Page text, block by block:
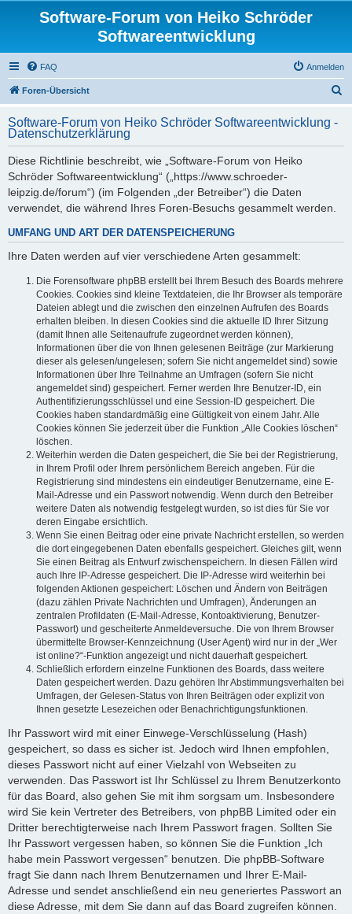
Software-Forum von Heiko Schröder
Softwareentwicklung
FAQ Anmelden
Foren-Übersicht
h
Software-Forum von Heiko Schröder Softwareentwicklung -
Datenschutzerklärung
Diese Richtlinie beschreibt, wie „Software-Forum von Heiko
Schröder Softwareentwicklung“ („https://www.schroeder-
leipzig.de/forum“) (im Folgenden „der Betreiber“) die Daten
verwendet, die während Ihres Foren-Besuchs gesammelt werden.
UMFANG UND ART DER DATENSPEICHERUNG
Ihre Daten werden auf vier verschiedene Arten gesammelt:
Die Forensoftware phpBB erstellt bei Ihrem Besuch des Boards mehrere
Cookies. Cookies sind kleine Textdateien, die Ihr Browser als temporäre
Dateien ablegt und die zwischen den einzelnen Aufrufen des Boards
erhalten bleiben. In diesen Cookies sind die aktuelle ID Ihrer Sitzung
(damit Ihnen alle Seitenaufrufe zugeordnet werden können),
Informationen über die von Ihnen gelesenen Beiträge (zur Markierung
dieser als gelesen/ungelesen; sofern Sie nicht angemeldet sind) sowie
Informationen über Ihre Teilnahme an Umfragen (sofern Sie nicht
angemeldet sind) gespeichert. Ferner werden Ihre Benutzer-ID, ein
Authentifizierungsschlüssel und eine Session-ID gespeichert. Die
Cookies haben standardmäßig eine Gültigkeit von einem Jahr. Alle
Cookies können Sie jederzeit über die Funktion „Alle Cookies löschen“
löschen.
Weiterhin werden die Daten gespeichert, die Sie bei der Registrierung,
in Ihrem Profil oder Ihrem persönlichem Bereich angeben. Für die
Registrierung sind mindestens ein eindeutiger Benutzername, eine E-
Mail-Adresse und ein Passwort notwendig. Wenn durch den Betreiber
weitere Daten als notwendig festgelegt wurden, so ist dies für Sie vor
deren Eingabe ersichtlich.
Wenn Sie einen Beitrag oder eine private Nachricht erstellen, so werden
die dort eingegebenen Daten ebenfalls gespeichert. Gleiches gilt, wenn
Sie einen Beitrag als Entwurf zwischenspeichern. In diesen Fällen wird
auch Ihre IP-Adresse gespeichert. Die IP-Adresse wird weiterhin bei
folgenden Aktionen gespeichert: Löschen und Ändern von Beiträgen
(dazu zählen Private Nachrichten und Umfragen), Änderungen an
zentralen Profildaten (E-Mail-Adresse, Kontoaktivierung, Benutzer-
Passwort) und gescheiterte Anmeldeversuche. Die von Ihrem Browser
übermittelte Browser-Kennzeichnung (User Agent) wird nur in der „Wer
ist online?“-Funktion angezeigt und nicht dauerhaft gespeichert.
Schließlich erfordern einzelne Funktionen des Boards, dass weitere
Daten gespeichert werden. Dazu gehören Ihr Abstimmungsverhalten bei
Umfragen, der Gelesen-Status von Ihren Beiträgen oder explizit von
Ihnen gesetzte Lesezeichen oder Benachrichtigungsfunktionen.
Ihr Passwort wird mit einer Einwege-Verschlüsselung (Hash)
gespeichert, so dass es sicher ist. Jedoch wird Ihnen empfohlen,
dieses Passwort nicht auf einer Vielzahl von Webseiten zu
verwenden. Das Passwort ist Ihr Schlüssel zu Ihrem Benutzerkonto
für das Board, also gehen Sie mit ihm sorgsam um. Insbesondere
wird Sie kein Vertreter des Betreibers, von phpBB Limited oder ein
Dritter berechtigterweise nach Ihrem Passwort fragen. Sollten Sie
Ihr Passwort vergessen haben, so können Sie die Funktion „Ich
habe mein Passwort vergessen“ benutzen. Die phpBB-Software
fragt Sie dann nach Ihrem Benutzernamen und Ihrer E-Mail-
Adresse und sendet anschließend ein neu generiertes Passwort an
diese Adresse, mit dem Sie dann auf das Board zugreifen können.